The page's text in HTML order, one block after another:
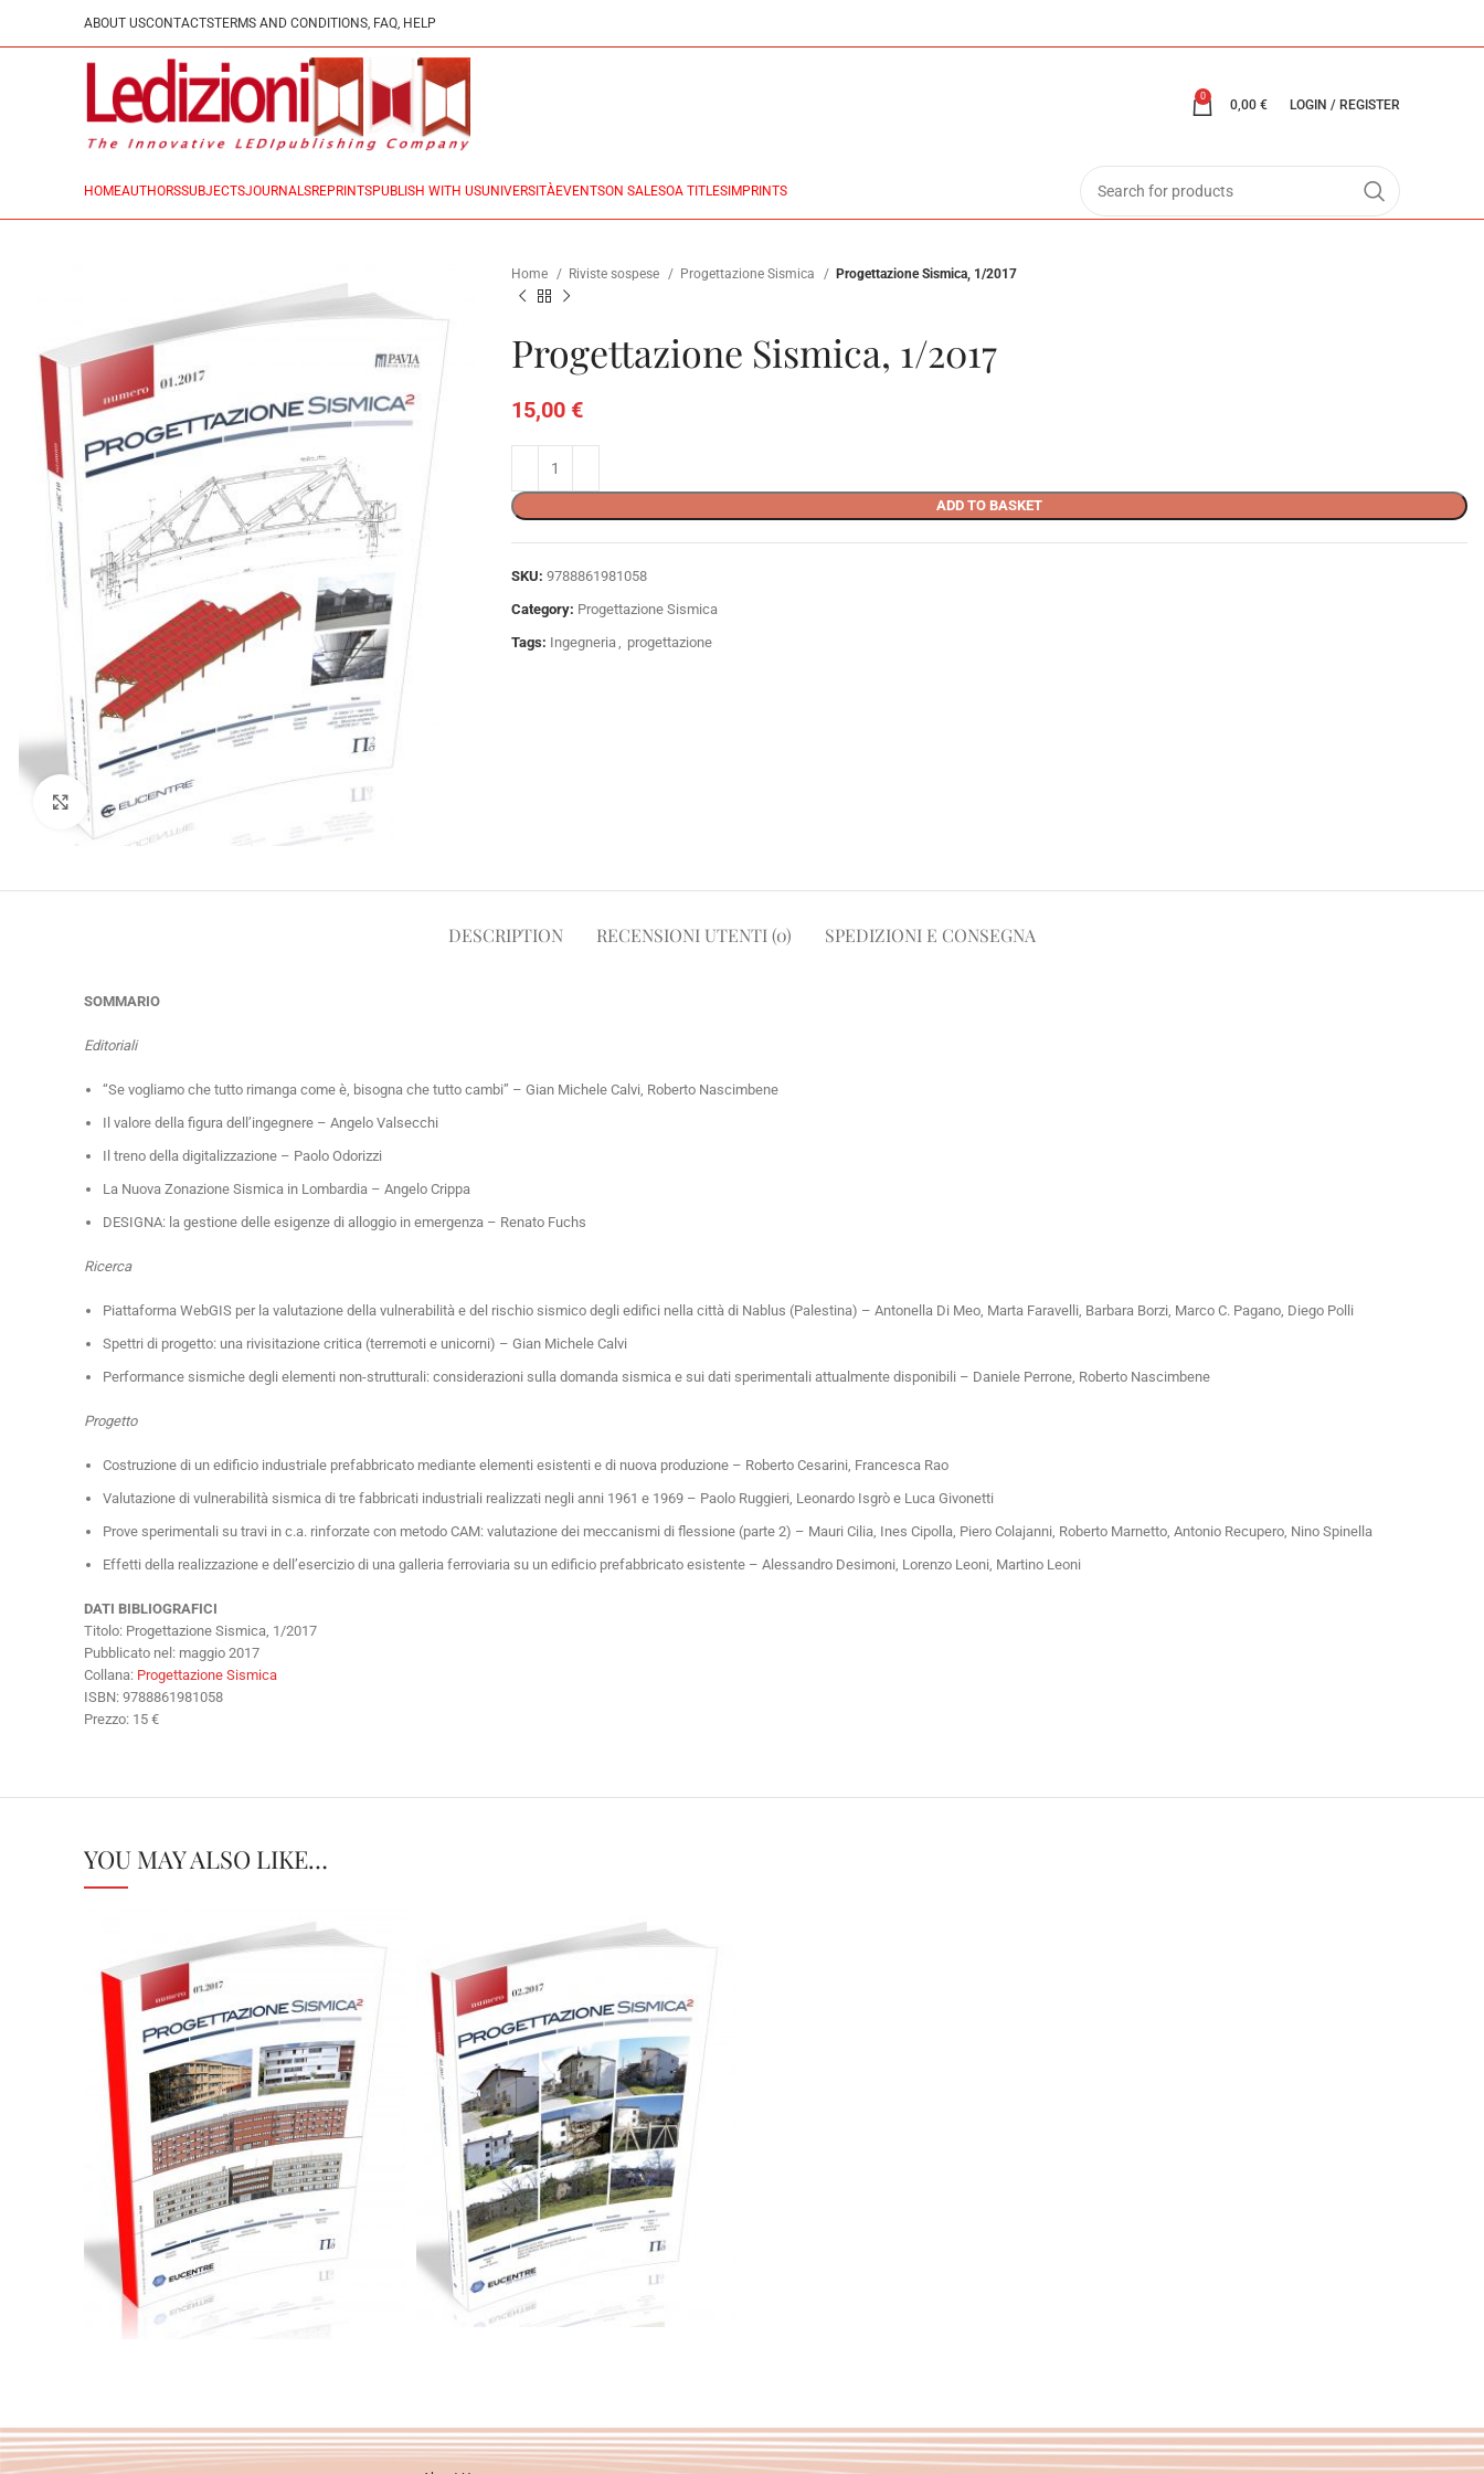
ABOUT USCONTACTSTERMS AND CONDITIONS, FAQ, HELP
0
0,00 € LOGIN / REGISTER
HOMEAUTHORSSUBJECTSJOURNALSREPRINTSPUBLISH WITH USUNIVERSITÀEVENTSON SALESOA TITLES IMPRINTS
Click to enlarge
Home Riviste sospese Progettazione Sismica Progettazione Sismica, 1/2017
Progettazione Sismica, 1/2017
15,00 €
ADD TO BASKET
SKU: 9788861981058
Category: Progettazione Sismica
Tags: Ingegneria progettazione
DESCRIPTION RECENSIONI UTENTI (0) SPEDIZIONI E CONSEGNA
SOMMARIO
Editoriali
“Se vogliamo che tutto rimanga come è, bisogna che tutto cambi” – Gian Michele Calvi, Roberto Nascimbene
Il valore della figura dell’ingegnere – Angelo Valsecchi
Il treno della digitalizzazione – Paolo Odorizzi
La Nuova Zonazione Sismica in Lombardia – Angelo Crippa
DESIGNA: la gestione delle esigenze di alloggio in emergenza – Renato Fuchs
Ricerca
Piattaforma WebGIS per la valutazione della vulnerabilità e del rischio sismico degli edifici nella città di Nablus (Palestina) – Antonella Di Meo, Marta Faravelli, Barbara Borzi, Marco C. Pagano, Diego Polli
Spettri di progetto: una rivisitazione critica (terremoti e unicorni) – Gian Michele Calvi
Performance sismiche degli elementi non-strutturali: considerazioni sulla domanda sismica e sui dati sperimentali attualmente disponibili – Daniele Perrone, Roberto Nascimbene
Progetto
Costruzione di un edificio industriale prefabbricato mediante elementi esistenti e di nuova produzione – Roberto Cesarini, Francesca Rao
Valutazione di vulnerabilità sismica di tre fabbricati industriali realizzati negli anni 1961 e 1969 – Paolo Ruggieri, Leonardo Isgrò e Luca Givonetti
Prove sperimentali su travi in c.a. rinforzate con metodo CAM: valutazione dei meccanismi di flessione (parte 2) – Mauri Cilia, Ines Cipolla, Piero Colajanni, Roberto Marnetto, Antonio Recupero, Nino Spinella
Effetti della realizzazione e dell’esercizio di una galleria ferroviaria su un edificio prefabbricato esistente – Alessandro Desimoni, Lorenzo Leoni, Martino Leoni
DATI BIBLIOGRAFICI
Titolo: Progettazione Sismica, 1/2017
Pubblicato nel: maggio 2017
Collana: Progettazione Sismica
ISBN: 9788861981058
Prezzo: 15 €
YOU MAY ALSO LIKE…
15,00€
Add to basket
15,00€
Add to basket